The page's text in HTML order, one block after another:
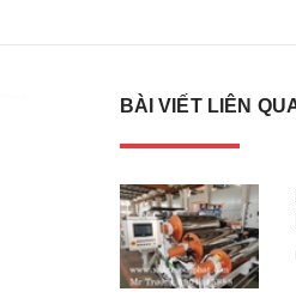
BÀI VIẾT LIÊN